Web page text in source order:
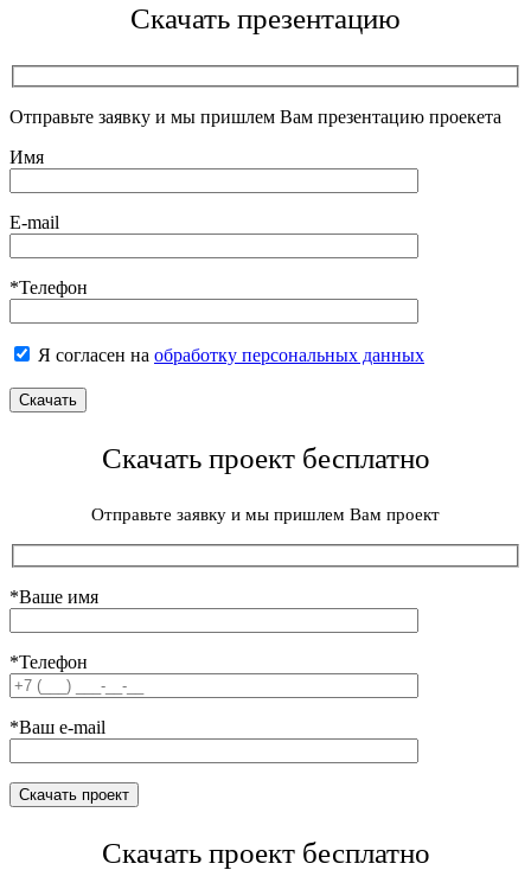
Скачать презентацию
Отправьте заявку и мы пришлем Вам презентацию проекета
Имя
E-mail
*Телефон
Я согласен на обработку персональных данных
Скачать проект бесплатно
Отправьте заявку и мы пришлем Вам проект
*Ваше имя
*Телефон
*Ваш e-mail
Скачать проект бесплатно